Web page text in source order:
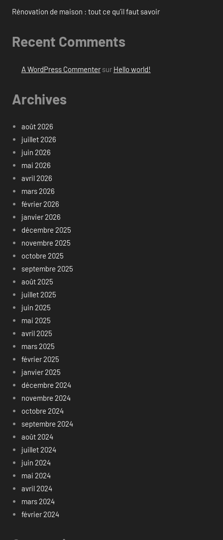
Rénovation de maison : tout ce qu’il faut savoir
Recent Comments
A WordPress Commentersur Hello world!
Archives
août 2026
juillet 2026
juin 2026
mai 2026
avril 2026
mars 2026
février 2026
janvier 2026
décembre 2025
novembre 2025
octobre 2025
septembre 2025
août 2025
juillet 2025
juin 2025
mai 2025
avril 2025
mars 2025
février 2025
janvier 2025
décembre 2024
novembre 2024
octobre 2024
septembre 2024
août 2024
juillet 2024
juin 2024
mai 2024
avril 2024
mars 2024
février 2024